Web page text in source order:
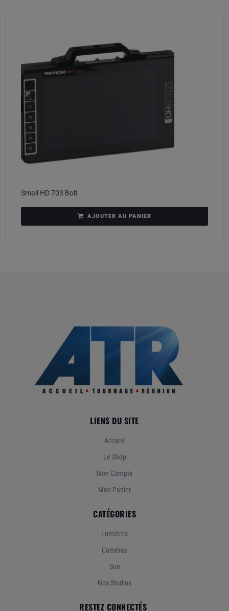
Small HD 703 Bolt
AJOUTER AU PANIER
LIENS DU SITE
Accueil
Le Shop
Mon Compte
Mon Panier
CATÉGORIES
Lumières
Caméras
Son
Nos Studios
RESTEZ CONNECTÉS